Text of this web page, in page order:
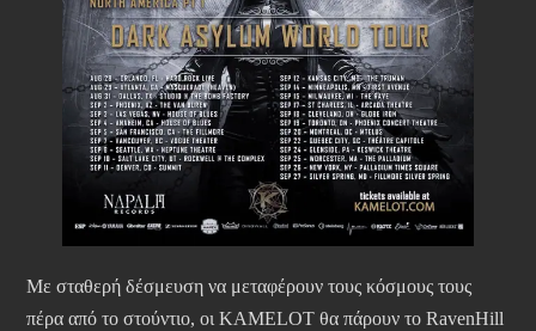
Με σταθερή δέσμευση να μεταφέρουν τους κόσμους τους
πέρα από το στούντιο, οι KAMELOT θα πάρουν το RavenHill